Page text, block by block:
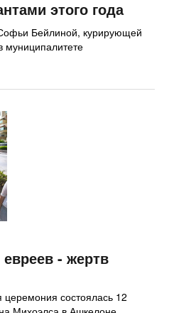
этого года
Бейлиной, курирующей
муниципалитете
- жертв
состоялась 12